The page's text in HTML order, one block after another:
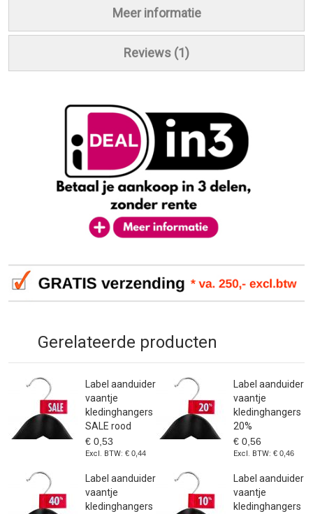
Gerelateerde producten
Label aanduider
vaantje
kledinghangers
SALE rood
€ 0,53
€ 0,44
Label aanduider
vaantje
kledinghangers
Label aanduider
vaantje
kledinghangers
20%
€ 0,56
€ 0,46
Label aanduider
vaantje
kledinghangers
Meer informatie
Reviews 1